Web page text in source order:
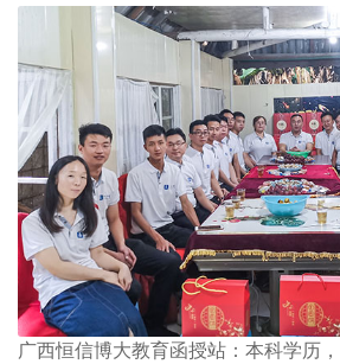
广西恒信博大教育函授站：本科学历